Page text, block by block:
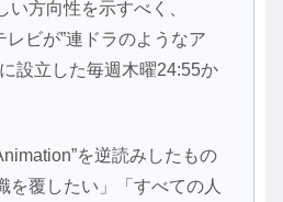
い方向性を示すべく、
ビが”連ドラのようなア
設立した毎週木曜24:55か
を逆読みしたもの
を覆したい」「すべての人